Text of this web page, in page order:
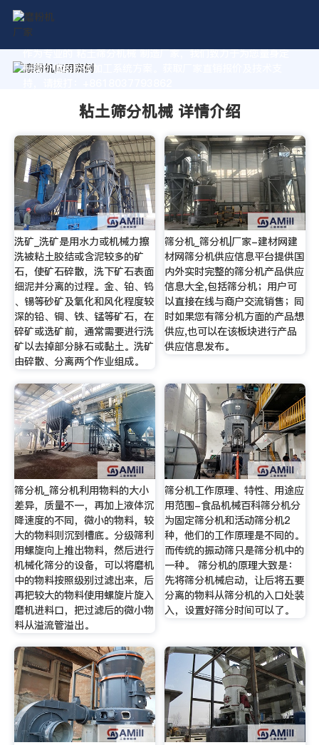
作为专业的 粘土筛分机械 制造厂家，我们致力于为您量身定
制高价值的粉体加工系统方案。获取厂家直销报价及技术支
粘土筛分机械 详情介绍
洗矿_洗矿是用水力或机械力擦
洗被粘土胶结或含泥较多的矿
石，使矿石碎散，洗下矿石表面
细泥并分离的过程。金、铂、钨
、锡等砂矿及氧化和风化程度较
深的铅、铜、铁、锰等矿石，在
碎矿或选矿前，通常需要进行洗
矿以去掉部分脉石或黏土。洗矿
由碎散、分离两个作业组成。
筛分机_筛分机|厂家-建材网建
材网筛分机供应信息平台提供国
内外实时完整的筛分机产品供应
信息大全,包括筛分机；用户可
以直接在线与商户交流销售；同
时如果您有筛分机方面的产品想
供应,也可以在该板块进行产品
供应信息发布。
筛分机_筛分机利用物料的大小
差异，质量不一，再加上液体沉
降速度的不同，微小的物料，较
大的物料则沉到槽底。分级筛利
用螺旋向上推出物料，然后进行
机械化筛分的设备，可以将磨机
中的物料按照级别过滤出来，后
再把较大的物料使用螺旋片旋入
磨机进料口，把过滤后的微小物
料从溢流管溢出。
筛分机工作原理、特性、用途应
用范围-食品机械百科筛分机分
为固定筛分机和活动筛分机2
种，他们的工作原理是不同的。
而传统的振动筛只是筛分机中的
一种。 筛分机的原理大致是：
先将筛分机械启动，让后将五要
分离的物料从筛分机的入口处装
入，设置好筛分时间可以了。